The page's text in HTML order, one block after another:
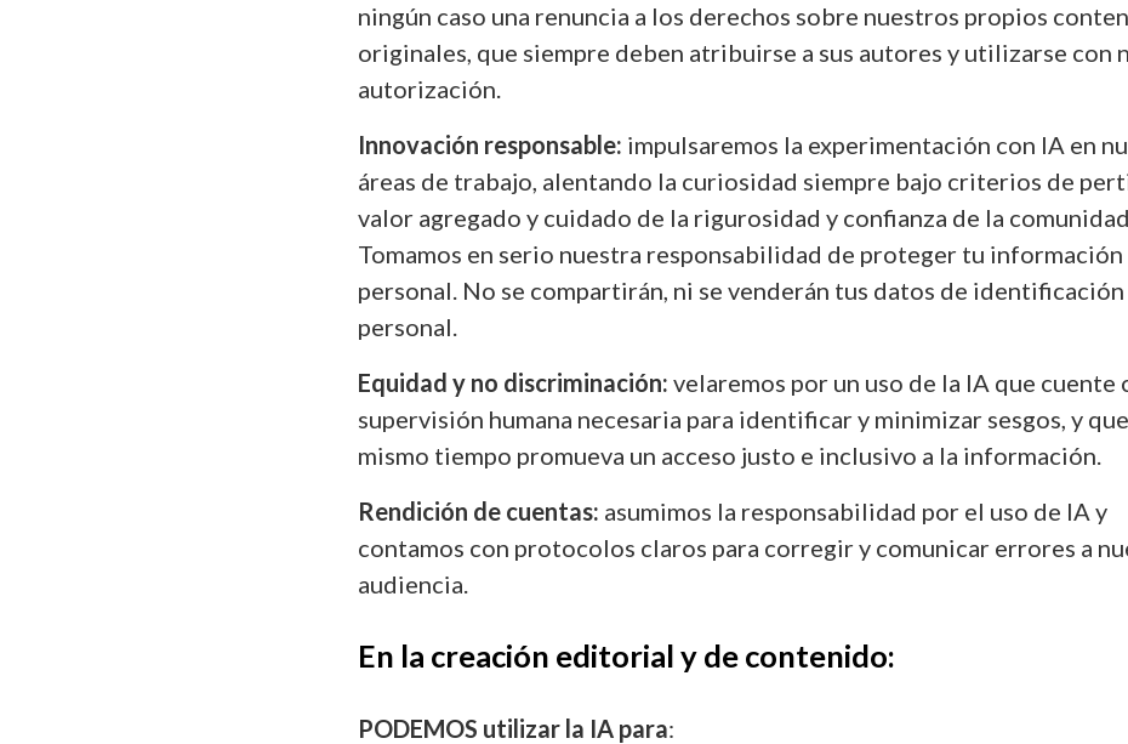
ningún caso una renuncia a los derechos sobre nuestros propios
originales, que siempre deben atribuirse a sus autores y utilizarse con
autorización.
Innovación responsable: impulsaremos la experimentación con IA en
áreas de trabajo, alentando la curiosidad siempre bajo criterios de
valor agregado y cuidado de la rigurosidad y confianza de la
Tomamos en serio nuestra responsabilidad de proteger tu información
personal. No se compartirán, ni se venderán tus datos de identificación
personal.
Equidad y no discriminación: velaremos por un uso de la IA que cuente
supervisión humana necesaria para identificar y minimizar sesgos, y
mismo tiempo promueva un acceso justo e inclusivo a la información.
Rendición de cuentas: asumimos la responsabilidad por el uso de IA y
contamos con protocolos claros para corregir y comunicar errores a
audiencia.
En la creación editorial y de contenido:
PODEMOS utilizar la IA para: